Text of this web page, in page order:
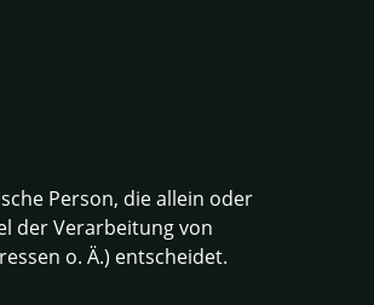
Person, die allein oder
der Verarbeitung von
o. Ä.) entscheidet.